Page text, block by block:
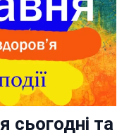
сьогодні та